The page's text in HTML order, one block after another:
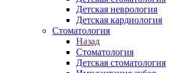
Детская неврология
Детская кардиология
Стоматология
Назад
Стоматология
Детская стоматология